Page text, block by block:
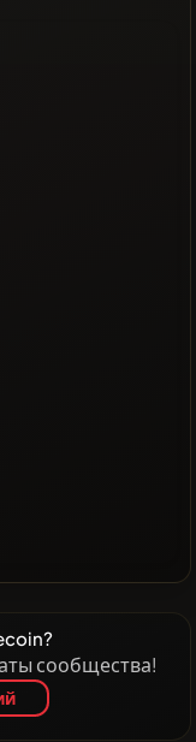
сообщества!